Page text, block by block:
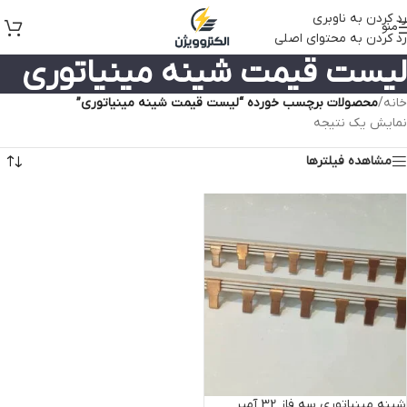
رد کردن به ناوبری
رد کردن به محتوای اصلی
منو
لیست قیمت شینه مینیاتوری
خانه/محصولات برچسب خورده “لیست قیمت شینه مینیاتوری”
نمایش یک نتیجه
مشاهده فیلترها